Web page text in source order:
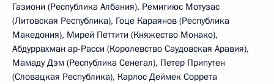
Газиони (Республика Албания), Ремигиюс Мотузас
(Литовская Республика), Гоце Караянов (Республика
Македония), Мирей Петтити (Княжество Монако),
Абдуррахман ар-Расси (Королевство Саудовская Аравия),
Мамаду Дэм (Республика Сенегал), Петер Припутен
(Словацкая Республика), Карлос Деймек Соррета